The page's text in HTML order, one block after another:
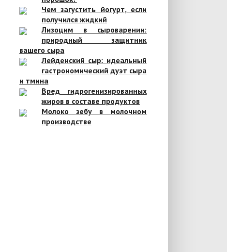
Чем загустить йогурт, если
получился жидкий
Лизоцим в сыроварении:
природный защитник
вашего сыра
Лейденский сыр: идеальный
гастрономический дуэт сыра
и тмина
Вред гидрогенизированных
жиров в составе продуктов
Молоко зебу в молочном
производстве